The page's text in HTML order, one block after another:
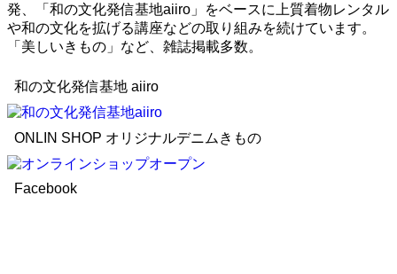
発、「和の文化発信基地aiiro」をベースに上質着物レンタル
や和の文化を拡げる講座などの取り組みを続けています。
「美しいきもの」など、雑誌掲載多数。
和の文化発信基地 aiiro
ONLIN SHOP オリジナルデニムきもの
Facebook